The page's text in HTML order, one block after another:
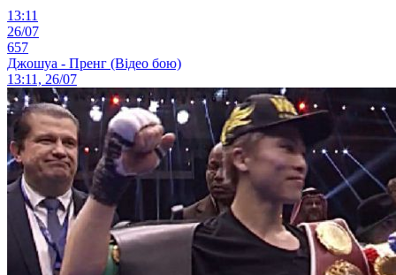
13:11
26/07
657
Джошуа - Пренг (Відео бою)
13:11, 26/07